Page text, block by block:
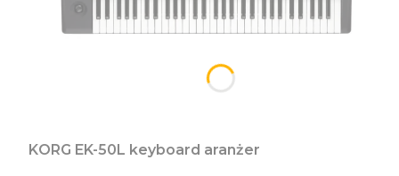
KORG EK-50L keyboard aranżer